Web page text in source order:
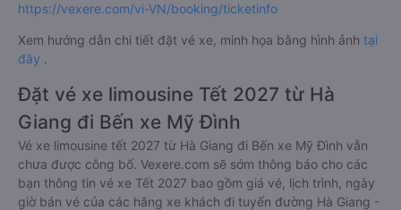
https://vexere.com/vi-VN/booking/ticketinfo
Xem hướng dẫn chi tiết đặt vé xe, minh họa bằng hình ảnh tại
đây .
Đặt vé xe limousine Tết 2027 từ Hà
Giang đi Bến xe Mỹ Đình
Vé xe limousine tết 2027 từ Hà Giang đi Bến xe Mỹ Đình vẫn
chưa được công bố. Vexere.com sẽ sớm thông báo cho các
bạn thông tin vé xe Tết 2027 bao gồm giá vé, lịch trình, ngày
giờ bán vé của các hãng xe khách đi tuyến đường Hà Giang -